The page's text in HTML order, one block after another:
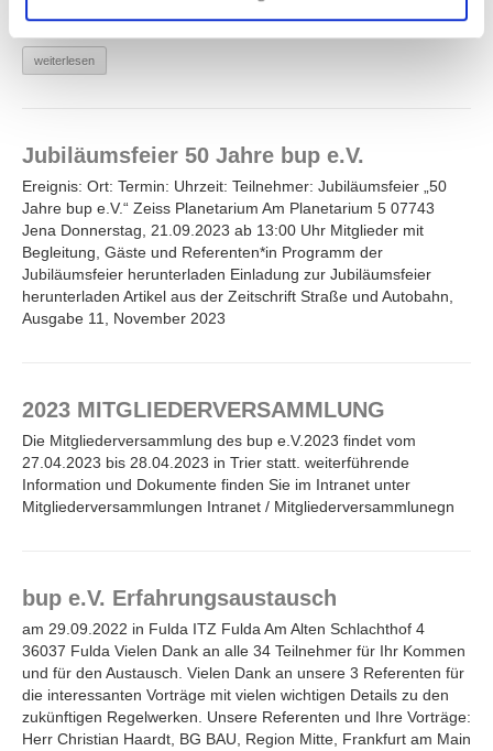
Labor ...
weiterlesen
Jubiläumsfeier 50 Jahre bup e.V.
Ereignis: Ort: Termin: Uhrzeit: Teilnehmer: Jubiläumsfeier „50
Jahre bup e.V.“ Zeiss Planetarium Am Planetarium 5 07743
Jena Donnerstag, 21.09.2023 ab 13:00 Uhr Mitglieder mit
Begleitung, Gäste und Referenten*in Programm der
Jubiläumsfeier herunterladen Einladung zur Jubiläumsfeier
herunterladen Artikel aus der Zeitschrift Straße und Autobahn,
Ausgabe 11, November 2023
2023 MITGLIEDERVERSAMMLUNG
Die Mitgliederversammlung des bup e.V.2023 findet vom
27.04.2023 bis 28.04.2023 in Trier statt. weiterführende
Information und Dokumente finden Sie im Intranet unter
Mitgliederversammlungen Intranet / Mitgliederversammlunegn
bup e.V. Erfahrungsaustausch
am 29.09.2022 in Fulda ITZ Fulda Am Alten Schlachthof 4
36037 Fulda Vielen Dank an alle 34 Teilnehmer für Ihr Kommen
und für den Austausch. Vielen Dank an unsere 3 Referenten für
die interessanten Vorträge mit vielen wichtigen Details zu den
zukünftigen Regelwerken. Unsere Referenten und Ihre Vorträge:
Herr Christian Haardt, BG BAU, Region Mitte, Frankfurt am Main